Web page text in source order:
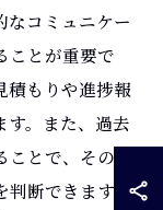
なコミュニケー
ことが重要で
積もりや進捗報
す。また、過去
とで、その業
判断できます。